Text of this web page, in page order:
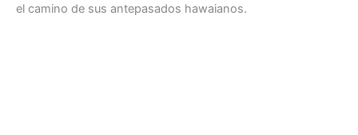
el camino de sus antepasados ​​hawaianos.